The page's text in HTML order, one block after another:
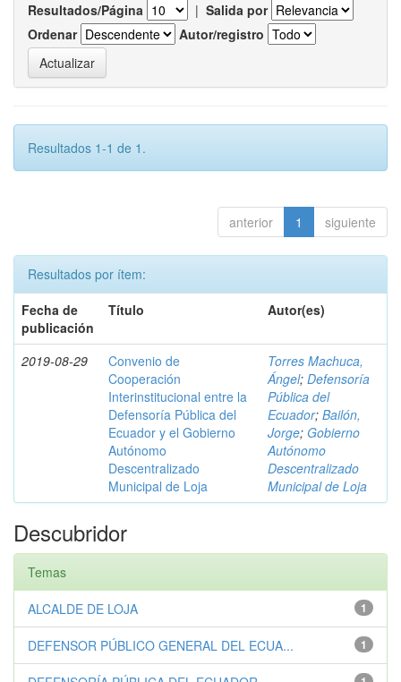
Resultados/Página | Salida por
Ordenar
Autor/registro
Resultados 1-1 de 1.
anterior 1 siguiente
Resultados por ítem:
Fecha de
publicación
Título Autor(es)
2019-08-29
Convenio de
Cooperación
Interinstitucional entre la
Defensoría Pública del
Ecuador y el Gobierno
Autónomo
Descentralizado
Municipal de Loja
Torres Machuca,
Ángel; Defensoría
Pública del
Ecuador; Bailón,
Jorge; Gobierno
Autónomo
Descentralizado
Municipal de Loja
Descubridor
Temas
1
ALCALDE DE LOJA
1
DEFENSOR PÚBLICO GENERAL DEL ECUA...